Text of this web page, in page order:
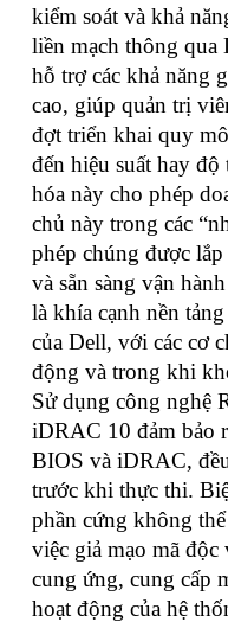
kiểm soát và khả
liền mạch thông
hỗ trợ các khả năng
cao, giúp quản trị
đợt triển khai quy
đến hiệu suất hay
hóa này cho phép
chủ này trong các
phép chúng được
và sẵn sàng vận
là khía cạnh nền
của Dell, với các cơ
động và trong khi
Sử dụng công nghệ
iDRAC 10 đảm bảo
BIOS và iDRAC,
trước khi thực thi.
phần cứng không
việc giả mạo mã độc
cung ứng, cung cấp
hoạt động của hệ